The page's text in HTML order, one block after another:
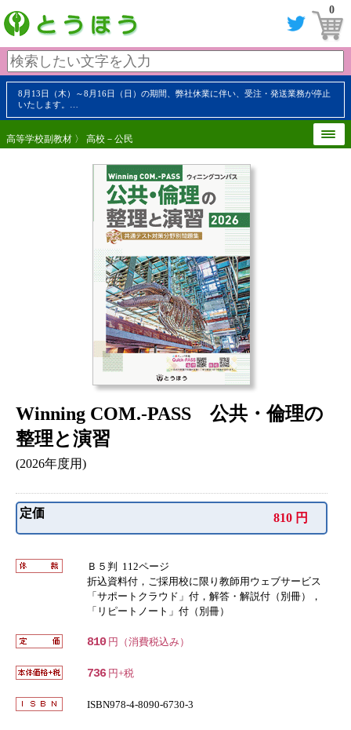
0
8月13日（木）～8月16日（日）の期間、弊社休業に伴い、受注・発送業務が停止
いたします。…
高等学校副教材 〉 高校－公民
Winning COM.-PASS 公共・倫理の
整理と演習
(2026年度用)
定価 810 円
Ｂ５判 112ページ
折込資料付，ご採用校に限り教師用ウェブサービス
「サポートクラウド」付，解答・解説付（別冊），
「リピートノート」付（別冊）
810 円（消費税込み）
736 円+税
ISBN978-4-8090-6730-3